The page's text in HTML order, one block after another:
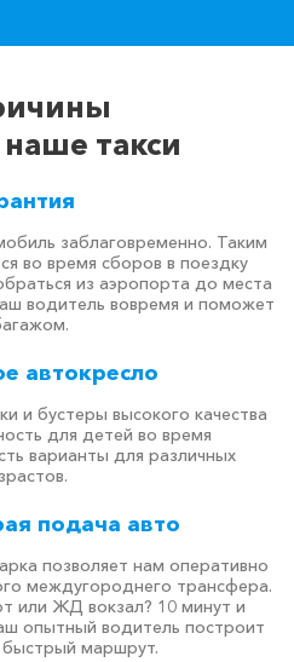
наше такси
заблаговременно. Таким
во время сборов в поездку
из аэропорта до места
водитель вовремя и поможет
автокресло
и бустеры высокого качества
для детей во время
варианты для различных
подача авто
позволяет нам оперативно
междугороднего трансфера.
или ЖД вокзал? 10 минут и
опытный водитель построит
маршрут.